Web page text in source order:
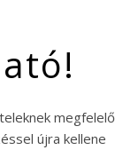
megfelelő
újra kellene